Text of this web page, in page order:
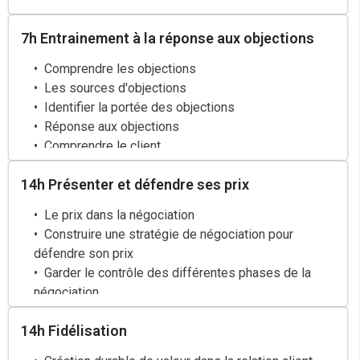
7h Entrainement à la réponse aux objections
Comprendre les objections
Les sources d'objections
Identifier la portée des objections
Réponse aux objections
Comprendre le client
Discerner les phases de traitement d'objections
14h Présenter et défendre ses prix
Le prix dans la négociation
Construire une stratégie de négociation pour
défendre son prix
Garder le contrôle des différentes phases de la
négociation
14h Fidélisation